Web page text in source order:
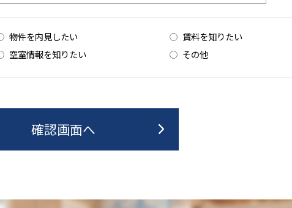
物件を内見したい
賃料を知りたい
空室情報を知りたい
その他